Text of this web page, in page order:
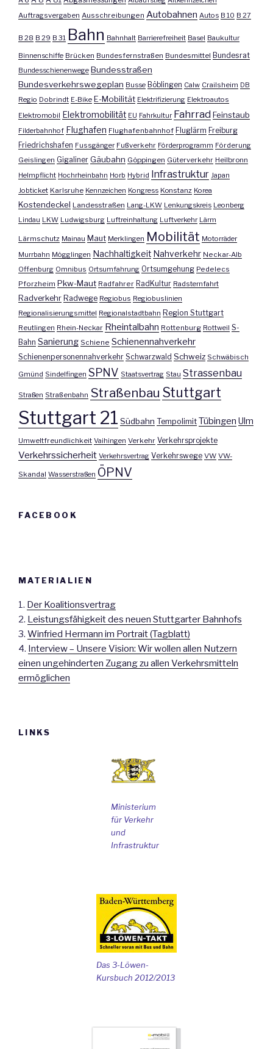
Auftragsvergaben Ausschreibungen Autobahnen Autos B 10 B 27
B 28 B 29 B 31 Bahn Bahnhalt Barrierefreiheit Basel Baukultur
Binnenschiffe Brücken Bundesfernstraßen Bundesmittel Bundesrat
Bundesschienenwege Bundesstraßen
Bundesverkehrswegeplan Busse Böblingen Calw Crailsheim DB
Regio Dobrindt E-Bike E-Mobilität Elektrifizierung Elektroautos
Elektromobil Elektromobilität EU Fahrkultur FahrradFeinstaub
Filderbahnhof Flughafen Flughafenbahnhof Fluglärm Freiburg
Friedrichshafen Fussgänger Fußverkehr Förderprogramm Förderung
Geislingen Gigaliner Gäubahn Göppingen Güterverkehr Heilbronn
Helmpflicht Hochrheinbahn Horb Hybrid Infrastruktur Japan
Jobticket Karlsruhe Kennzeichen Kongress Konstanz Korea
Kostendeckel Landesstraßen Lang-LKW Lenkungskreis Leonberg
Lindau LKW Ludwigsburg Luftreinhaltung Luftverkehr Lärm
Lärmschutz Mainau Maut Merklingen Mobilität Motorräder
Murrbahn Mögglingen Nachhaltigkeit Nahverkehr Neckar-Alb
Offenburg Omnibus Ortsumfahrung Ortsumgehung Pedelecs
Pforzheim Pkw-Maut Radfahrer RadKultur Radsternfahrt
Radverkehr Radwege Regiobus Regiobuslinien
Regionalisierungsmittel Regionalstadtbahn Region Stuttgart
Reutlingen Rhein-Neckar Rheintalbahn Rottenburg Rottweil S-
Bahn Sanierung Schiene Schienennahverkehr
Schienenpersonennahverkehr Schwarzwald Schweiz Schwäbisch
Gmünd Sindelfingen SPNV Staatsvertrag Stau Strassenbau
Straßen Straßenbahn Straßenbau Stuttgart
Stuttgart 21 Südbahn Tempolimit Tübingen Ulm
Umweltfreundlichkeit Vaihingen Verkehr Verkehrsprojekte
Verkehrssicherheit Verkehrsvertrag Verkehrswege VW VW-
Skandal Wasserstraßen ÖPNV
FACEBOOK
MATERIALIEN
1. Der Koalitionsvertrag
2. Leistungsfähigkeit des neuen Stuttgarter Bahnhofs
3. Winfried Hermann im Portrait (Tagblatt)
4. Interview – Unsere Vision: Wir wollen allen Nutzern
einen ungehinderten Zugang zu allen Verkehrsmitteln
ermöglichen
LINKS
Ministerium
für Verkehr
und
Infrastruktur
Das 3-Löwen-
Kursbuch 2012/2013